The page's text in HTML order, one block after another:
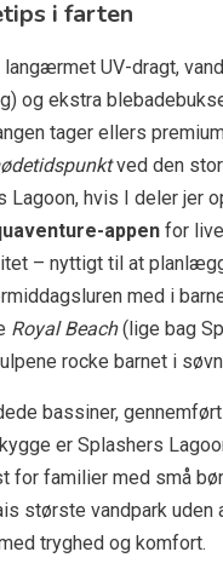
i farten
langærmet UV-dragt,
og ekstra
tager ellers
ved den
Lagoon, hvis I deler jer
appen for
– nyttigt til at
med i
Royal Beach(lige bag
rocke barnet i
bassiner,
er Splashers
for familier med små
største vandpark uden
tryghed og komfort.